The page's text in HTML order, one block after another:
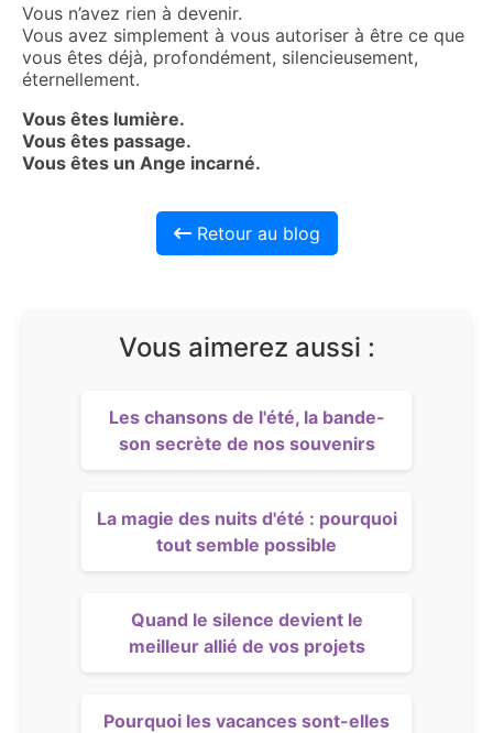
Vous n’avez rien à devenir.
Vous avez simplement à vous autoriser à être ce que
vous êtes déjà, profondément, silencieusement,
éternellement.
Vous êtes lumière.
Vous êtes passage.
Vous êtes un Ange incarné.
Retour au blog
Vous aimerez aussi :
Les chansons de l'été, la bande-
son secrète de nos souvenirs
La magie des nuits d'été : pourquoi
tout semble possible
Quand le silence devient le
meilleur allié de vos projets
Pourquoi les vacances sont-elles